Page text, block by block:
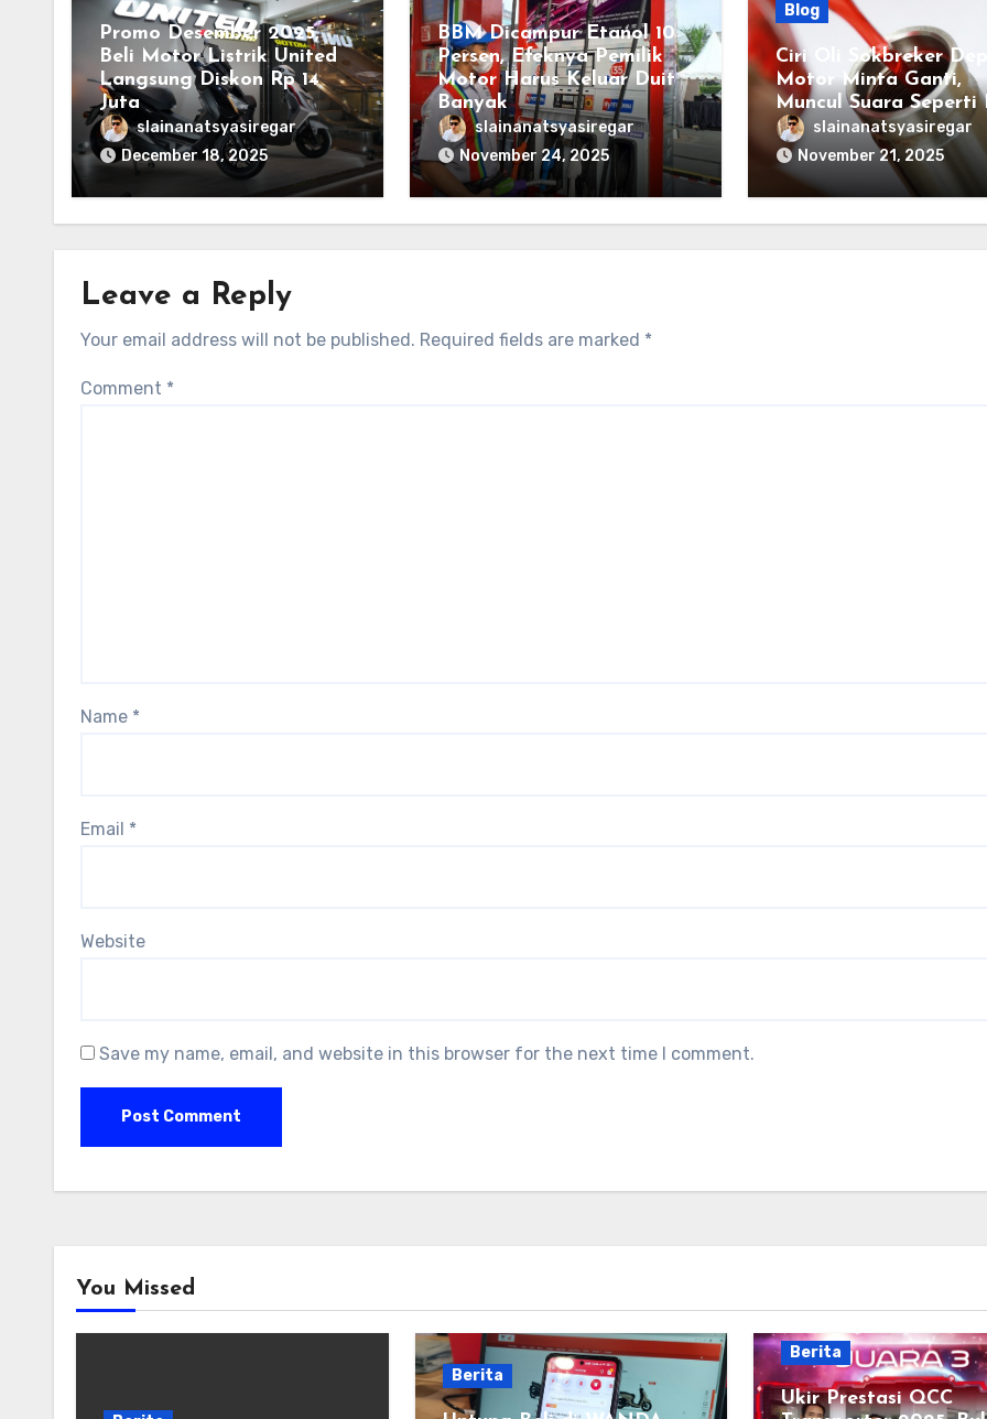
Promo Desember 2025,
Beli Motor Listrik United
Langsung Diskon Rp 14
Juta
slainanatsyasiregar
December 18, 2025
BBM Dicampur Etanol 10
Persen, Efeknya Pemilik
Motor Harus Keluar Duit
Banyak
slainanatsyasiregar
November 24, 2025
Blog
Ciri Oli Sokbreker
Motor Minta Ganti,
Muncul Suara Seperti
slainanatsyasiregar
November 21, 2025
Leave a Reply
Your email address will not be published. Required fields are marked *
Comment *
Name *
Email *
Website
Save my name, email, and website in this browser for the next time I comment.
You Missed
Berita
Berita
Ukir Prestasi QCC